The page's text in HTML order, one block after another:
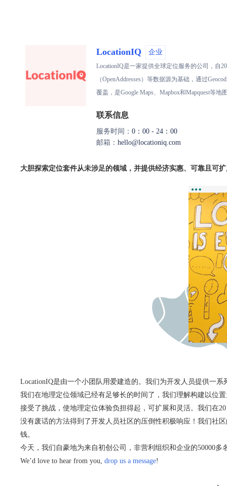
LocationIQ 企业
LocationIQ是一家提供全球定位服务的公司，自
（OpenAddresses）等数据源为基础，通过
覆盖，是Google Maps、Mapbox和Mapquest等地
联系信息
服务时间： 0：00 - 24：00
邮箱： hello@locationiq.com
大胆探索定位套件从未涉足的领域，并提供经济实惠、可靠且可
LocationIQ是由一个小团队用爱建造的。我们为开发人员提供一
我们在地理定位领域已经有足够长的时间了，我们理解构建以位
接受了挑战，使地理定位体验负担得起，可扩展和灵活。我们在
没有废话的方法得到了开发人员社区的压倒性积极响应！我们社
钱。
今天，我们自豪地为来自初创公司，非营利组织和企业的50000
We’d love to hear from you, drop us a message!